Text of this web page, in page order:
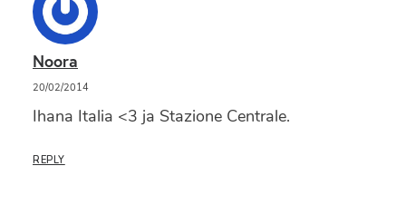
Noora
20/02/2014
Ihana Italia <3 ja Stazione Centrale.
REPLY